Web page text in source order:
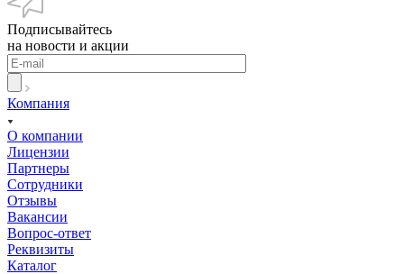
Подписывайтесь
на новости и акции
Компания
О компании
Лицензии
Партнеры
Сотрудники
Отзывы
Вакансии
Вопрос-ответ
Реквизиты
Каталог